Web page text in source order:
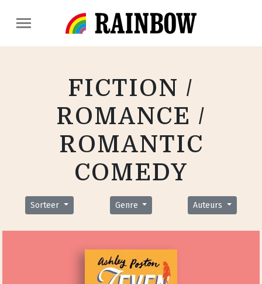
FICTION /
ROMANCE /
ROMANTIC
COMEDY
Sorteer Genre Auteurs